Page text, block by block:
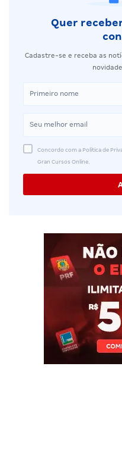
Quer
Cadastre-se e receba as
Concordo com a Política de
Gran Cursos Online.